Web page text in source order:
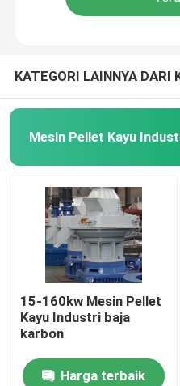
Aksesoris Mesin Pellet
KATEGORI LAINNYA DARI
Mesin Pellet Kayu
15-160kw Mesin Pellet
Kayu Industri baja
karbon
Harga terbaik